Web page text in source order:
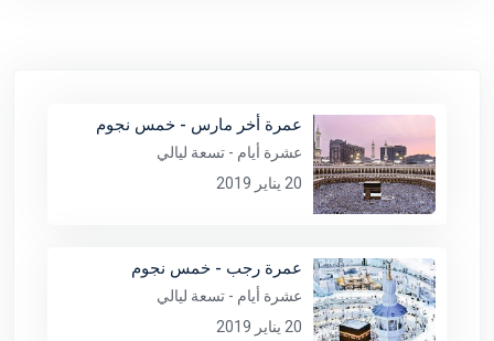
عمرة أخر مارس - خمس نجوم
عشرة أيام - تسعة ليالي
20 يناير 2019
عمرة رجب - خمس نجوم
عشرة أيام - تسعة ليالي
20 يناير 2019